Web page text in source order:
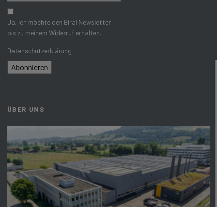
Ja, ich möchte den Biral Newsletter
bis zu meinem Widerruf erhalten.
Datenschutzerklärung
Abonnieren
ÜBER UNS